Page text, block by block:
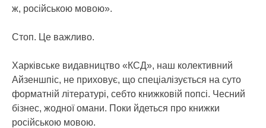
ж, російською мовою».
Стоп. Це важливо.
Харківське видавництво «КСД», наш колективний
Айзеншпіс, не приховує, що спеціалізується на суто
форматній літературі, себто книжковій попсі. Чесний
бізнес, жодної омани. Поки йдеться про книжки
російською мовою.